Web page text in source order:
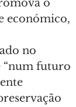
o
económico,
no
“num futuro